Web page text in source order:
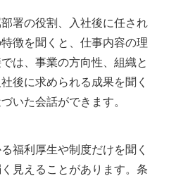
署の役割、入社後に任され
徴を聞くと、仕事内容の理
は、事業の方向性、組織と
後に求められる成果を聞く
いた会話ができます。
福利厚生や制度だけを聞く
見えることがあります。条